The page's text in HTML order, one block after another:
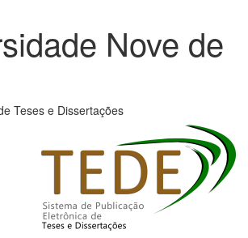
Nove de
Teses e Dissertações